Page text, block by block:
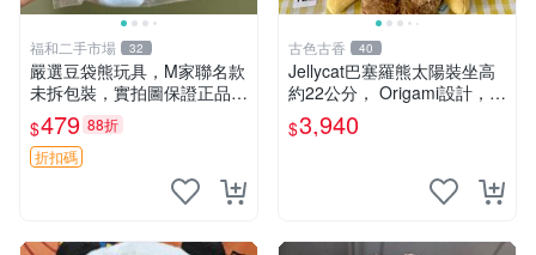
福和二手市場 32
嚴選豆袋熊玩具，M家聯名款
未拆包裝，實拍圖保證正品
豆袋玩具 嚴選 M家 豆袋熊
$479 88折
折扣碼
古色古香 40
Jellycat巴塞羅熊太陽裝坐高
約22公分， Origami設計，來
自越南。嚴選 Recommendat
ion！巴塞羅、 Origami熊、J
$3,940